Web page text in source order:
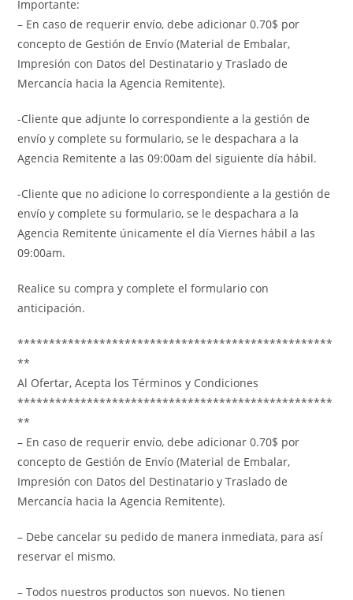
Importante:
– En caso de requerir envío, debe adicionar 0.70$ por
concepto de Gestión de Envío (Material de Embalar,
Impresión con Datos del Destinatario y Traslado de
Mercancía hacia la Agencia Remitente).
-Cliente que adjunte lo correspondiente a la gestión de
envío y complete su formulario, se le despachara a la
Agencia Remitente a las 09:00am del siguiente día hábil.
-Cliente que no adicione lo correspondiente a la gestión de
envío y complete su formulario, se le despachara a la
Agencia Remitente únicamente el día Viernes hábil a las
09:00am.
Realice su compra y complete el formulario con
anticipación.
**************************************************
**
Al Ofertar, Acepta los Términos y Condiciones
**************************************************
**
– En caso de requerir envío, debe adicionar 0.70$ por
concepto de Gestión de Envío (Material de Embalar,
Impresión con Datos del Destinatario y Traslado de
Mercancía hacia la Agencia Remitente).
– Debe cancelar su pedido de manera inmediata, para así
reservar el mismo.
– Todos nuestros productos son nuevos. No tienen